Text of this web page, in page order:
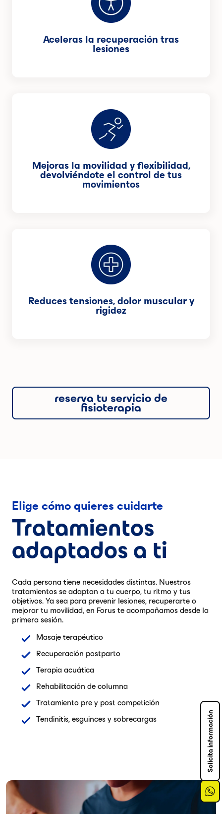
Aceleras la recuperación tras
lesiones
Mejoras la movilidad y flexibilidad,
devolviéndote el control de tus
movimientos
Reduces tensiones, dolor muscular y
rigidez
reserva tu servicio de
fisioterapia
Elige cómo quieres cuidarte
Tratamientos
adaptados a ti
Cada persona tiene necesidades distintas. Nuestros
tratamientos se adaptan a tu cuerpo, tu ritmo y tus
objetivos. Ya sea para prevenir lesiones, recuperarte o
mejorar tu movilidad, en Forus te acompañamos desde la
primera sesión.
Masaje terapéutico
Recuperación postparto
Terapia acuática
Rehabilitación de columna
Tratamiento pre y post competición
Tendinitis, esguinces y sobrecargas
Solicita información